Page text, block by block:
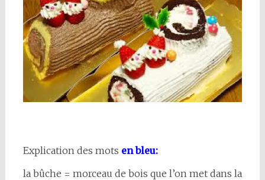
Explication des mots en bleu:
la bûche = morceau de bois que l’on met dans la